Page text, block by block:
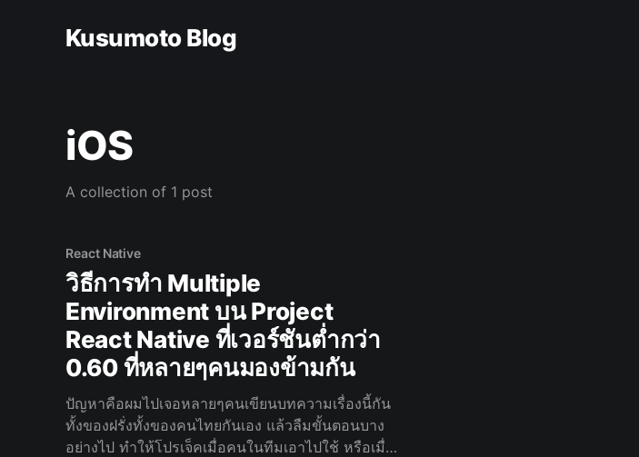
Kusumoto Blog
iOS
A collection of 1 post
React Native
วิธีการทำ Multiple
Environment บน Project
React Native ที่เวอร์ชันต่ำกว่า
0.60 ที่หลายๆคนมองข้ามกัน
ปัญหาคือผมไปเจอหลายๆคนเขียนบทความเรื่องนี้กัน
ทั้งของฝรั่งทั้งของคนไทยกันเอง แล้วลืมขั้นตอนบาง
อย่างไป ทำให้โปรเจ็คเมื่อคนในทีมเอาไปใช้ หรือเมื่อ